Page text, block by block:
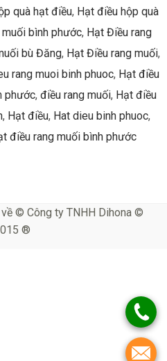
quà hạt điều, Hạt điều hộp quà
bình phước, Hạt Điều rang
bù Đăng, Hạt Điều rang muối,
rang muoi binh phuoc, Hạt điều
phước, điều rang muối, Hạt điều
, Hạt điều, Hat dieu binh phuoc,
điều rang muối bình phước
© Công ty TNHH Dihona ©
®